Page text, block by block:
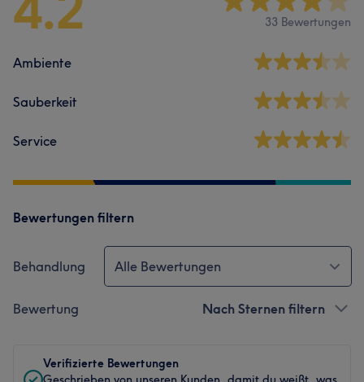
33 Bewertungen
Ambiente
Sauberkeit
Service
Bewertungen filtern
Behandlung Alle Bewertungen
Bewertung Nach Sternen filtern
Verifizierte Bewertungen